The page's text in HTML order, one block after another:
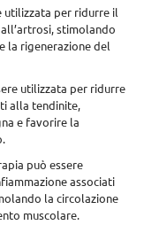
utilizzata per ridurre il
stimolando
la rigenerazione del
utilizzata per ridurre
alla tendinite,
e favorire la
può essere
associati
la circolazione
muscolare.